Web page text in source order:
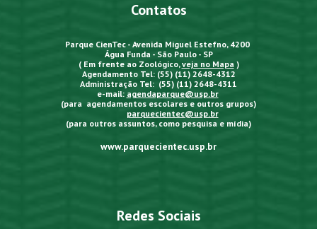
Contatos
Parque CienTec - Avenida Miguel Estefno, 4200
Água Funda - São Paulo - SP
( Em frente ao Zoológico,veja no Mapa )
Agendamento Tel: (55) (11) 2648-4312
Administração Tel: (55) (11) 2648-4311
e-mail: agendaparque@usp.br
(para agendamentos escolares e outros grupos)
parquecientec@usp.br
(para outros assuntos, como pesquisa e mídia)
www.parquecientec.usp.br
Redes Sociais